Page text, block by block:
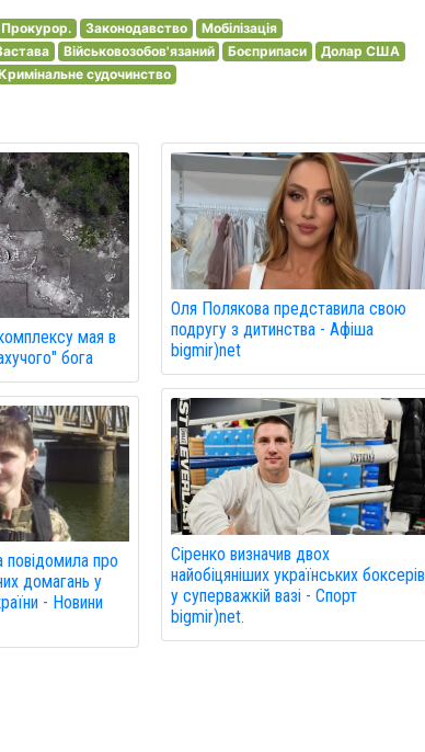
Прокурор. Законодавство
Мобілізація
Військовозобов'язаний Боєприпаси
Долар США
судочинство
мая в
бога
повідомила про
домагань у
- Новини
Оля Полякова представила свою
подругу з дитинства - Афіша
bigmir)net
Сіренко визначив двох
найобіцяніших українських боксерів
у суперважкій вазі - Спорт
bigmir)net.